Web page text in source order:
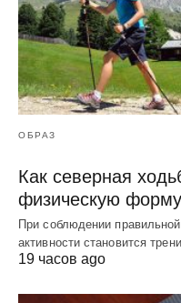
ОБРАЗ
Как северная
физическую форму
При соблюдении
активности становится
19 часов ago